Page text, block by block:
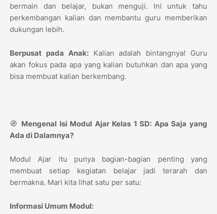
bermain dan belajar, bukan menguji. Ini untuk tahu
perkembangan kalian dan membantu guru memberikan
dukungan lebih.
Berpusat pada Anak:Kalian adalah bintangnya! Guru
akan fokus pada apa yang kalian butuhkan dan apa yang
bisa membuat kalian berkembang.
🧭 Mengenal Isi Modul Ajar Kelas 1 SD: Apa Saja yang
Ada di Dalamnya?
Modul Ajar itu punya bagian-bagian penting yang
membuat setiap kegiatan belajar jadi terarah dan
bermakna. Mari kita lihat satu per satu:
Informasi Umum Modul: